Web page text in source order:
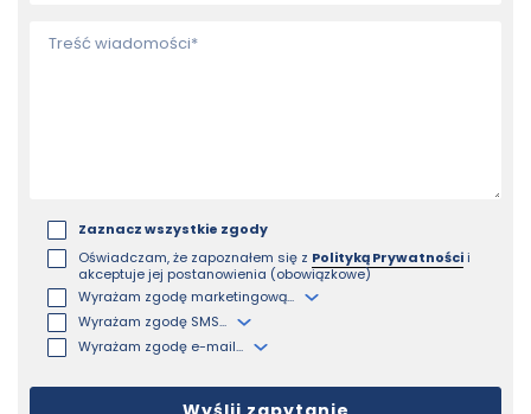
Zaznacz wszystkie zgody
Oświadczam, że zapoznałem się z Polityką Prywatnościi
akceptuje jej postanowienia (obowiązkowe)
Wyrażam zgodę marketingową...
Wyrażam zgodę SMS...
Wyrażam zgodę e-mail...